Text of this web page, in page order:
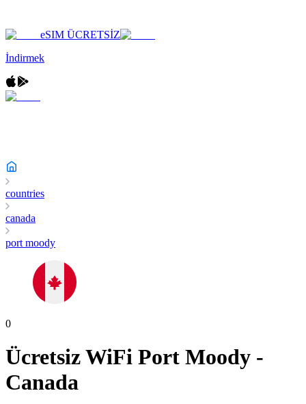
eSIM ÜCRETSİZ
İndirmek
countries
canada
port moody
0
Ücretsiz WiFi Port Moody -
Canada